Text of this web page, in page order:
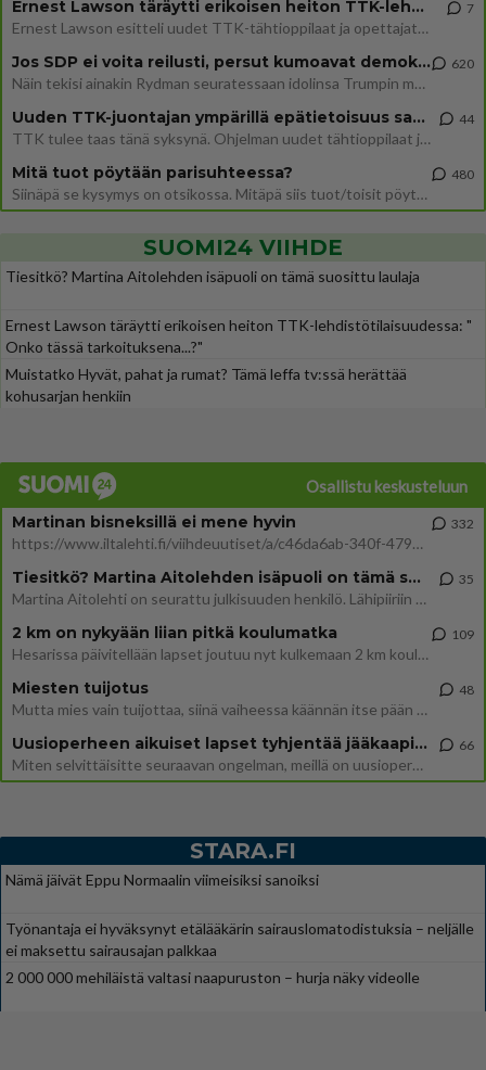
Ernest Lawson täräytti erikoisen heiton TTK-lehdistötilaisuudessa: " Onko tässä tarkoituksena...?"
Ernest Lawson esitteli uudet TTK-tähtioppilaat ja opettajat torstaina 6.8. lehdistölle. Tulevalla kaudella on yksi hausk
7
Jos SDP ei voita reilusti, persut kumoavat demokratian Suomesta
Näin tekisi ainakin Rydman seuratessaan idolinsa Trumpin mallia https://www.is.fi/politiikka/art-2000012187244.html
620
Uuden TTK-juontajan ympärillä epätietoisuus sakenee - Nyt MTV hämmentää soppaa
TTK tulee taas tänä syksynä. Ohjelman uudet tähtioppilaat julkistetaan torstaina 6. elokuuta klo 14 alkavassa lehdistö
44
Mitä tuot pöytään parisuhteessa?
Siinäpä se kysymys on otsikossa. Mitäpä siis tuot/toisit pöytään parisuhteessa? Oletko mies vai nainen? Koetko sen mitä
480
SUOMI24 VIIHDE
Tiesitkö? Martina Aitolehden isäpuoli on tämä suosittu laulaja
Ernest Lawson täräytti erikoisen heiton TTK-lehdistötilaisuudessa: "
Onko tässä tarkoituksena...?"
Muistatko Hyvät, pahat ja rumat? Tämä leffa tv:ssä herättää
kohusarjan henkiin
Osallistu keskusteluun
Martinan bisneksillä ei mene hyvin
https://www.iltalehti.fi/viihdeuutiset/a/c46da6ab-340f-4790-aaa7-0865eed2336 Yrityksen konkurssihakemus on tullut kärä
332
Tiesitkö? Martina Aitolehden isäpuoli on tämä suosittu laulaja
Martina Aitolehti on seurattu julkisuuden henkilö. Lähipiiriin mahtuu muitakin tunnettuja henkilöitä. Tiesitkö, että Ma
35
2 km on nykyään liian pitkä koulumatka
Hesarissa päivitellään lapset joutuu nyt kulkemaan 2 km kouluun jösses. Ruostefillarilla tuo matka menee vaikka miten äk
109
Miesten tuijotus
Mutta mies vain tuijottaa, siinä vaiheessa käännän itse pään pois. Mikä juttu? Yleensä jos joku tuijottaa tai katsoo, hä
48
Uusioperheen aikuiset lapset tyhjentää jääkaapin käydessään
Miten selvittäisitte seuraavan ongelman, meillä on uusioperhe, minulla teini-ikäiset lapset ja puolisolla aikuiset, jotk
66
STARA.FI
Nämä jäivät Eppu Normaalin viimeisiksi sanoiksi
Työnantaja ei hyväksynyt etälääkärin sairauslomatodistuksia – neljälle
ei maksettu sairausajan palkkaa
2 000 000 mehiläistä valtasi naapuruston – hurja näky videolle